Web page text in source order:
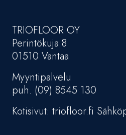
TRIOFLOOR OY
Perintökuja 8
01510 Vantaa
Myyntipalvelu
puh. (09) 8545 130
Kotisivut: triofloor.fi